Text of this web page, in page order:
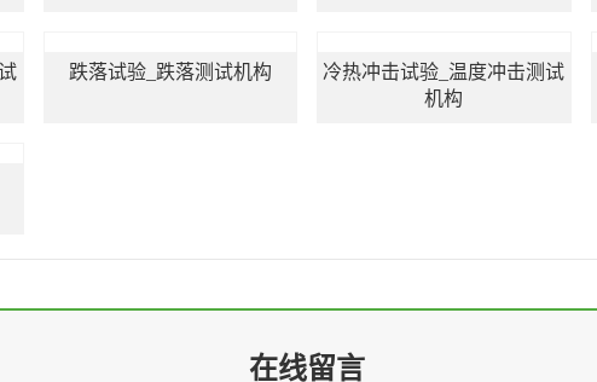
跌落试验_跌落测试机构
冷热冲击试验_温度冲击测试
机构
在线留言